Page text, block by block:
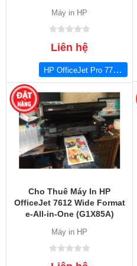
Máy in HP
Liên hệ
HP OfficeJet Pro 7740 Wide Format All-in-One Printer (G5J38A)
Cho Thuê Máy In HP
OfficeJet 7612 Wide Format
e-All-in-One (G1X85A)
Máy in HP